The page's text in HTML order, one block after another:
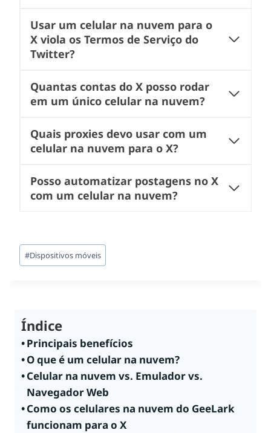
Usar um celular na nuvem para o
X viola os Termos de Serviço do
Twitter?
Quantas contas do X posso rodar
em um único celular na nuvem?
Quais proxies devo usar com um
celular na nuvem para o X?
Posso automatizar postagens no X
com um celular na nuvem?
Tags
do
#Dispositivos móveis
Índice
Principais benefícios
O que é um celular na nuvem?
Celular na nuvem vs. Emulador vs.
Navegador Web
Como os celulares na nuvem do GeeLark
funcionam para o X